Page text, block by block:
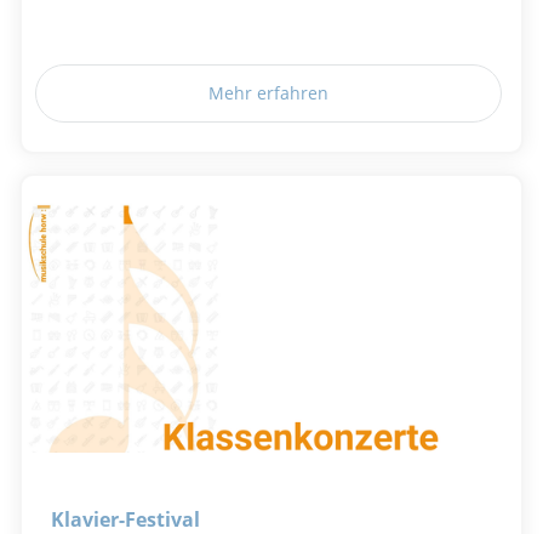
Mehr erfahren
Klavier-Festival